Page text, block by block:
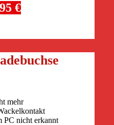
€
mehr
PC nicht erkannt